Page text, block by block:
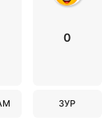
0
ЗУР